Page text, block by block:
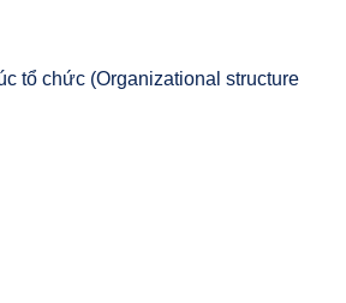
tổ chức (Organizational structure